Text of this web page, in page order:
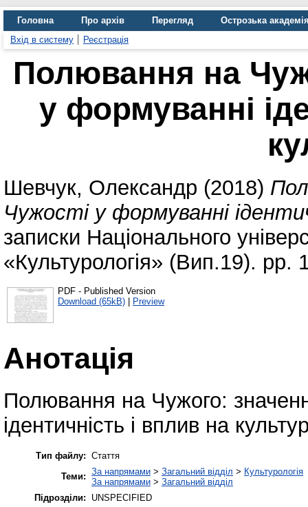
Головна Про архів Перегляд
Острозька
Вхід в систему
Реєстрація
Полювання на
у формуванні
Шевчук, Олександр (2018)
Чужості у формуванні
записки Національного
«Культурологія» (Вип.19). pp.
PDF - Published Version
Download (65kB) | Preview
Анотація
Полювання на Чужого:
ідентичність і вплив на
Тип файлу: Стаття
Теми: За напрямами > Загальний відділ > Культурологія
За напрямами > Загальний відділ
Підрозділи:
UNSPECIFIED